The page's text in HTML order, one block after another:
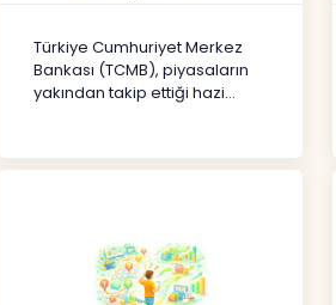
Haberler
Türkiye Cumhuriyet Merkez
Bankası (TCMB), piyasaların
yakından takip ettiği hazi...